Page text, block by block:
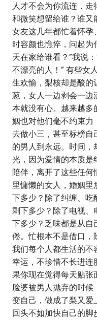
人才不会为你流连，
和微笑想留给谁？谁又
女友这几年都忙着怀孕
时容颜也憔悴，问起为
天在家给谁看？”我说
不漂亮的人！” 有些女
生欢愉，梨核却是酸的
葱，女人一边剥会一边
本就没有心。越来越多
姻也对他们毫不约束力
去做小三，甚至标榜自
的男人到永远。时间
光，因为爱情的本质是
陪伴，离开了这些任
里慵懒的女人，婚姻里
下多少？除了纠缠、吃
剩下多少？除了电视、
下多少？乏味都是从自
倦。忙根本不是借口，
我们每个人都生活的不
幸运，不珍惜不长进连
果你现在觉得每天贴张
脸婆被男人抛弃的时候
变自己，做成了梨又爱
回头不如加快自己的